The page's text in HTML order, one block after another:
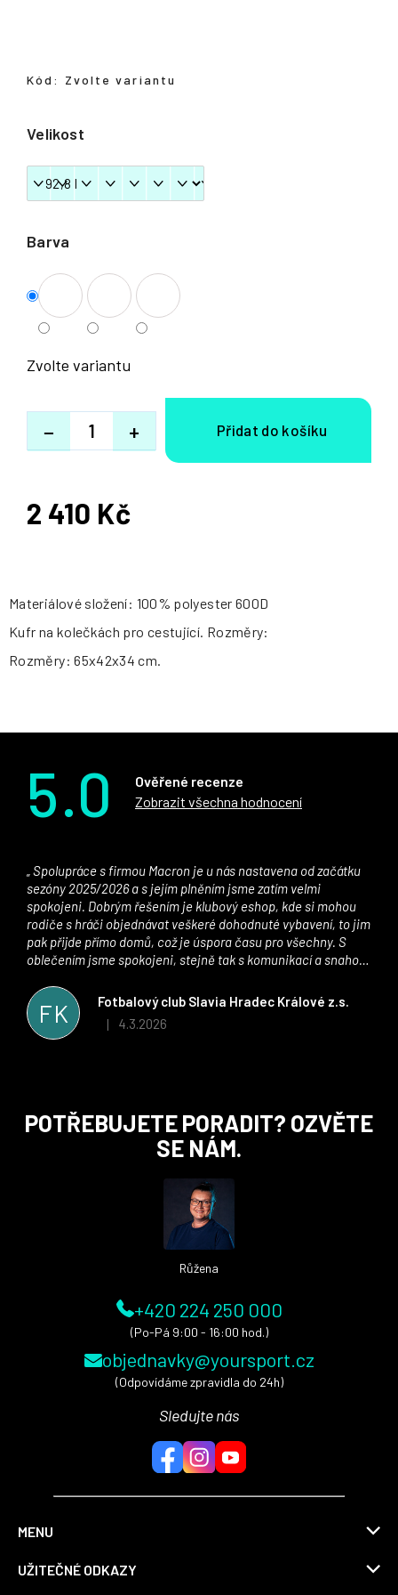
Barva
Velikost
Zvolte variantu
+
−
Kód: Zvolte variantu
2 410 Kč
Měrná
Materiálové složení: 100% polyester 600D
Kufr na kolečkách pro cestující. Rozměry:
Rozměry: 65x42x34 cm.
5.0
Ověřené recenze
Zobrazit všechna hodnocení
FK
Fotbalový club Slavia Hradec Králové z.s.
Hodnocení obchodu je 5 z 5 hvězdiček.
| 4.3.2026
sezóny 2025/2026 a s jejím plněním jsme zatím velmi
spokojeni. Dobrým řešením je klubový eshop, kde si mohou
rodiče s hráči objednávat veškeré dohodnuté vybavení, to jim
pak přijde přímo domů, což je úspora času pro všechny. S
oblečením jsme spokojeni, stejně tak s komunikací a snahou
stran. Věříme, že v tomto duchu bude spolupráce pokračovat
i nadále, nyní už začínáme řešit i první sady dresů ;)
POTŘEBUJETE PORADIT? OZVĚTE
SE NÁM.
Růžena
+420 224 250 000
(Po-Pá 9:00 - 16:00 hod.)
objednavky@yoursport.cz
(Odpovídáme zpravidla do 24h)
Sledujte nás
MENU
UŽITEČNÉ ODKAZY